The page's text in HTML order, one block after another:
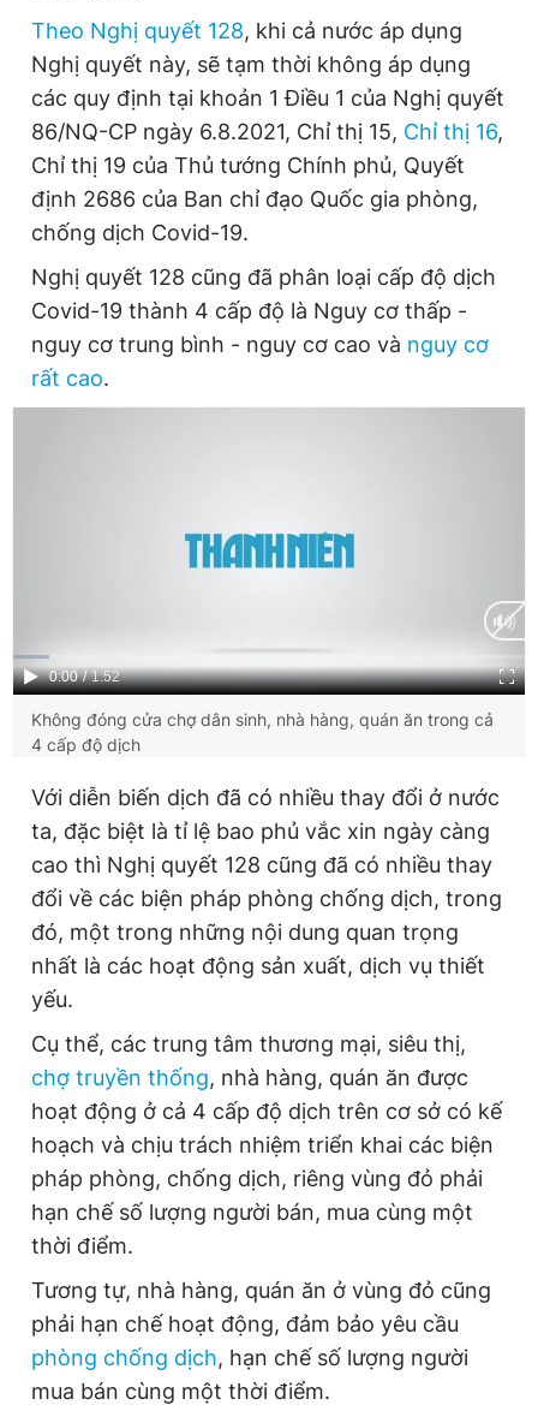
Theo Nghị quyết 128, khi cả nước áp dụng
Nghị quyết này, sẽ tạm thời không áp dụng
các quy định tại khoản 1 Điều 1 của Nghị quyết
86/NQ-CP ngày 6.8.2021, Chỉ thị 15, Chỉ thị 16,
Chỉ thị 19 của Thủ tướng Chính phủ, Quyết
định 2686 của Ban chỉ đạo Quốc gia phòng,
chống dịch Covid-19.
Nghị quyết 128 cũng đã phân loại cấp độ dịch
Covid-19 thành 4 cấp độ là Nguy cơ thấp -
nguy cơ trung bình - nguy cơ cao và nguy cơ
rất cao.
Current
Time
0:00 / Duration
1:52
Không đóng cửa chợ dân sinh, nhà hàng, quán ăn trong cả
4 cấp độ dịch
Với diễn biến dịch đã có nhiều thay đổi ở nước
ta, đặc biệt là tỉ lệ bao phủ vắc xin ngày càng
cao thì Nghị quyết 128 cũng đã có nhiều thay
đổi về các biện pháp phòng chống dịch, trong
đó, một trong những nội dung quan trọng
nhất là các hoạt động sản xuất, dịch vụ thiết
yếu.
Cụ thể, các trung tâm thương mại, siêu thị,
chợ truyền thống, nhà hàng, quán ăn được
hoạt động ở cả 4 cấp độ dịch trên cơ sở có kế
hoạch và chịu trách nhiệm triển khai các biện
pháp phòng, chống dịch, riêng vùng đỏ phải
hạn chế số lượng người bán, mua cùng một
thời điểm.
Tương tự, nhà hàng, quán ăn ở vùng đỏ cũng
phải hạn chế hoạt động, đảm bảo yêu cầu
phòng chống dịch, hạn chế số lượng người
mua bán cùng một thời điểm.